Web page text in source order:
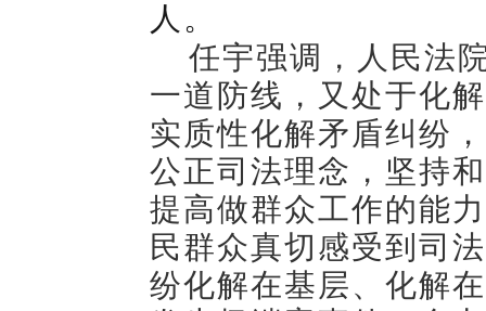
人。
任宇强调，人民法
一道防线，又处于化
实质性化解矛盾纠纷
公正司法理念，坚持
提高做群众工作的能
民群众真切感受到司
纷化解在基层、化解